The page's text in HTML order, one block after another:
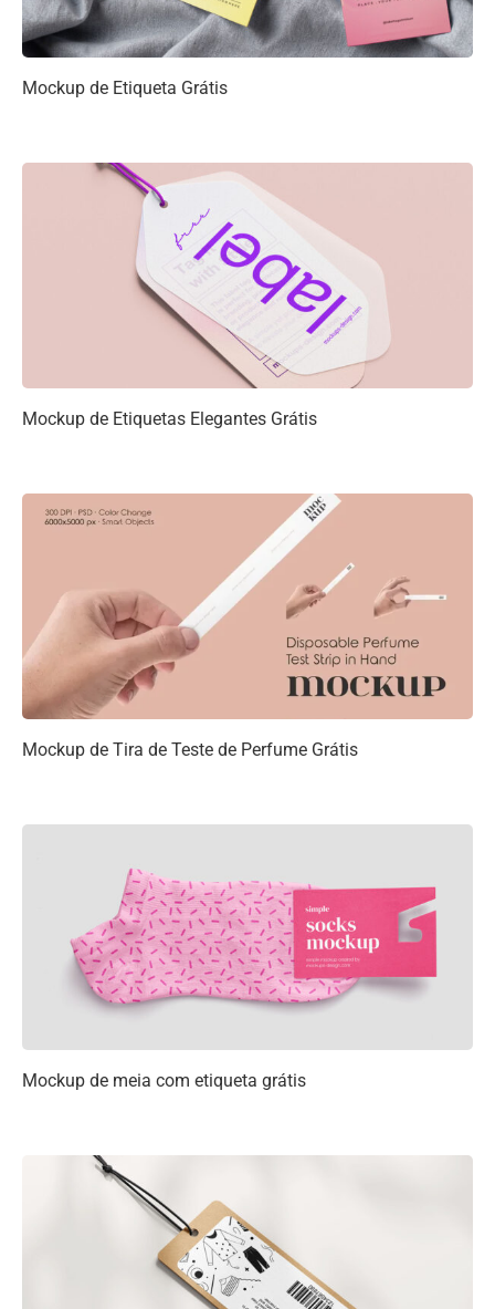
Mockup de Etiqueta Grátis
Mockup de Etiquetas Elegantes Grátis
Mockup de Tira de Teste de Perfume Grátis
Mockup de meia com etiqueta grátis